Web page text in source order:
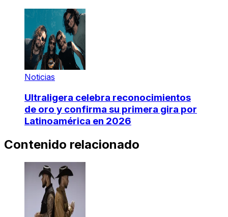
Noticias
Ultraligera celebra reconocimientos
de oro y confirma su primera gira por
Latinoamérica en 2026
Contenido relacionado